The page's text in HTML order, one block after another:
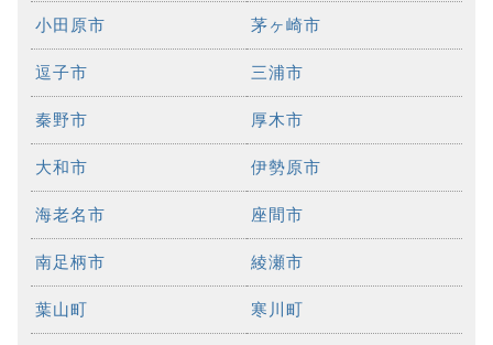
小田原市 茅ヶ崎市
逗子市 三浦市
秦野市 厚木市
大和市 伊勢原市
海老名市 座間市
南足柄市 綾瀬市
葉山町 寒川町